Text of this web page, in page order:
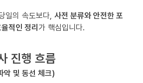
일의 속도보다, 사전 분류와 안전한 포
적인 정리가 핵심입니다.
진행 흐름
악 및 동선 체크)